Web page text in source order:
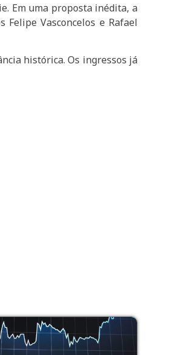
Em uma proposta inédita, a
Vasconcelos e Rafael
histórica. Os ingressos já